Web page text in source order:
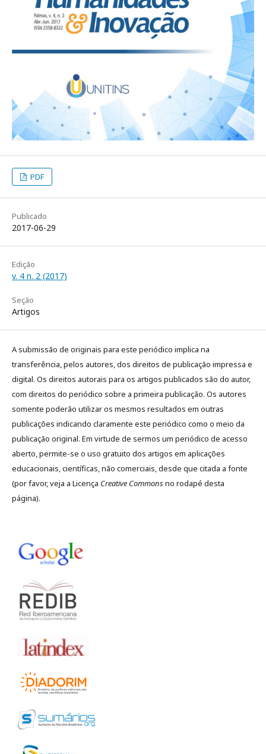
PDF
Publicado
2017-06-29
Edição
v. 4 n. 2 (2017)
Seção
Artigos
A submissão de originais para este periódico implica na
transferência, pelos autores, dos direitos de publicação impressa e
digital. Os direitos autorais para os artigos publicados são do autor,
com direitos do periódico sobre a primeira publicação. Os autores
somente poderão utilizar os mesmos resultados em outras
publicações indicando claramente este periódico como o meio da
publicação original. Em virtude de sermos um periódico de acesso
aberto, permite-se o uso gratuito dos artigos em aplicações
educacionais, científicas, não comerciais, desde que citada a fonte
(por favor, veja a Licença Creative Commonsno rodapé desta
página).